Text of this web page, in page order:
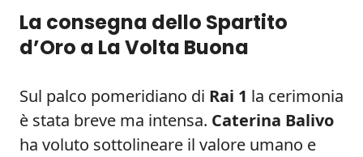
La consegna dello Spartito
d’Oro a La Volta Buona
Sul palco pomeridiano di Rai 1 la cerimonia
è stata breve ma intensa. Caterina Balivo
ha voluto sottolineare il valore umano e